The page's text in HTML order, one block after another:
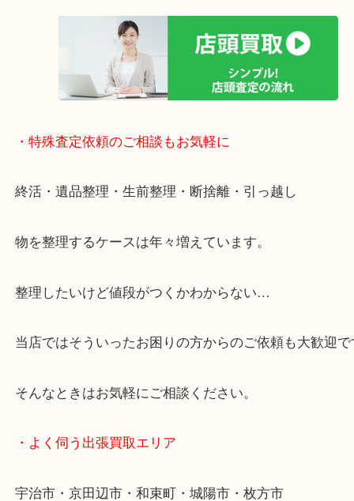
終活・遺品整理・生前整理・断捨離・引っ越し
物を整理するケースは年々増えています。
整理したいけど値段がつくかわからない…
当店ではそういったお困りの方からのご依頼も大歓
・特殊査定依頼のご相談もお気軽に
終活・遺品整理・生前整理・断捨離・引っ越し
物を整理するケースは年々増えています。